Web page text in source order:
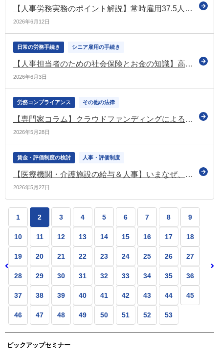
【人事労務実務のポイント解説】常時雇用37.5人以上の企業必読｜障害者雇用率2.7%引き上げで何が変わる？ ～基礎知識から雇用状況報告・指導対策まで～
2026年6月12日
日常の労務手続き シニア雇用の手続き
【人事担当者のための社会保険とお金の知識】高年齢雇用継続基本給付金
2026年6月3日
労務コンプライアンス その他の法律
【専門家コラム】クラウドファンディングによる投資
2026年5月28日
賃金・評価制度の検討 人事・評価制度
【医療機関・介護施設の給与＆人事】いまなぜ、病院・介護施設の賃金・人事制度の改革が必要か
2026年5月27日
1 2 3 4 5 6 7 8 9
10 11 12 13 14 15 16 17 18
19 20 21 22 23 24 25 26 27
28 29 30 31 32 33 34 35 36
37 38 39 40 41 42 43 44 45
46 47 48 49 50 51 52 53
ピックアップセミナー